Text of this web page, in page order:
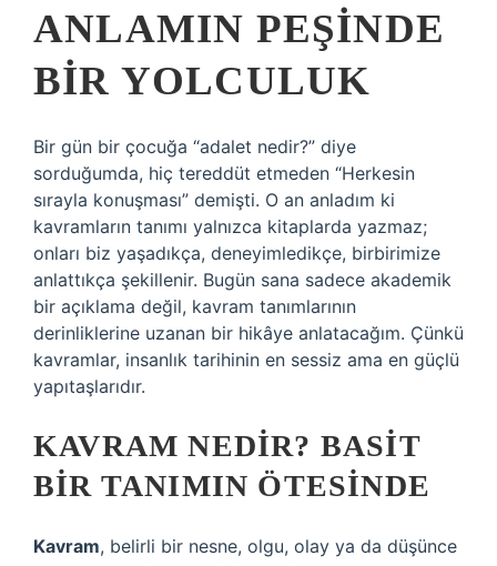
ANLAMIN PEŞINDE
BIR YOLCULUK
Bir gün bir çocuğa “adalet nedir?” diye
sorduğumda, hiç tereddüt etmeden “Herkesin
sırayla konuşması” demişti. O an anladım ki
kavramların tanımı yalnızca kitaplarda yazmaz;
onları biz yaşadıkça, deneyimledikçe, birbirimize
anlattıkça şekillenir. Bugün sana sadece akademik
bir açıklama değil, kavram tanımlarının
derinliklerine uzanan bir hikâye anlatacağım. Çünkü
kavramlar, insanlık tarihinin en sessiz ama en güçlü
yapıtaşlarıdır.
KAVRAM NEDIR? BASIT
BIR TANIMIN ÖTESINDE
Kavram, belirli bir nesne, olgu, olay ya da düşünce